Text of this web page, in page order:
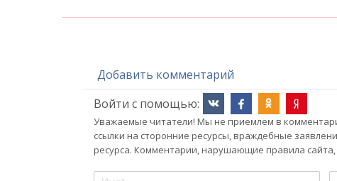
Добавить комментарий
Войти с помощью:
Уважаемые читатели! Мы не приемлем в
ссылки на сторонние ресурсы, враждебные
ресурса. Комментарии, нарушающие правила сайта,